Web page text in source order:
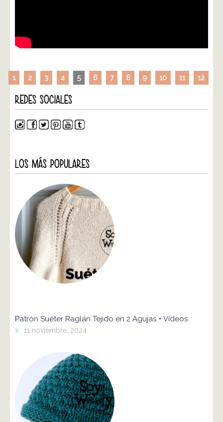
1 2 3 4 5 6 7 8 9 10 11 12
REDES SOCIALES
LOS MÁS POPULARES
Patrón Suéter Raglán Tejido en 2 Agujas + Vídeos
> 11 noviembre, 2024